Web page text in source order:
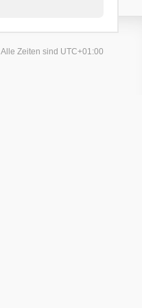
Alle Zeiten sind UTC+01:00